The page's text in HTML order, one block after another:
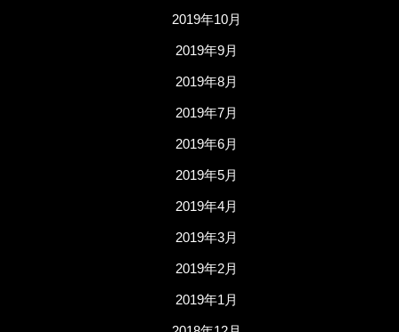
2019年10月
2019年9月
2019年8月
2019年7月
2019年6月
2019年5月
2019年4月
2019年3月
2019年2月
2019年1月